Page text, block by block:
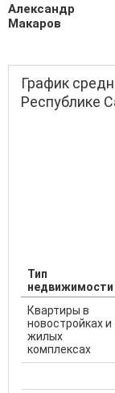
Александр
Макаров
График
Республике
Тип
недвижимости
Квартиры в
новостройках и
жилых
комплексах